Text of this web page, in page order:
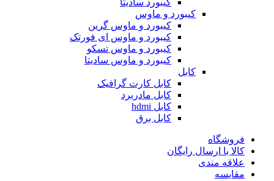
کیبورد و ماوس
کیبورد و ماوس گرین
کیبورد و ماوس ای فورتک
کیبورد و ماوس تسکو
کیبورد و ماوس سادیتا
کابل
کابل کارت گرافیک
کابل مادربرد
کابل hdmi
کابل برق
فروشگاه
کالا با ارسال رایگان
علاقه مندی
مقایسه